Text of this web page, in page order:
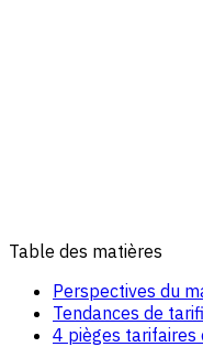
Table des matières
Perspectives du
Tendances de
4 pièges